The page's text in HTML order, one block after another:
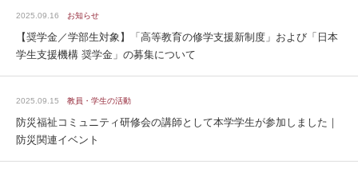
2025.09.16 お知らせ
【奨学金／学部生対象】「高等教育の修学支援新制度」および「日本
学生支援機構 奨学金」の募集について
2025.09.15 教員・学生の活動
防災福祉コミュニティ研修会の講師として本学学生が参加しました｜
防災関連イベント